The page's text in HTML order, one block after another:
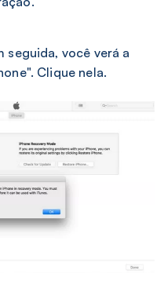
seguida, você verá a
Clique nela.